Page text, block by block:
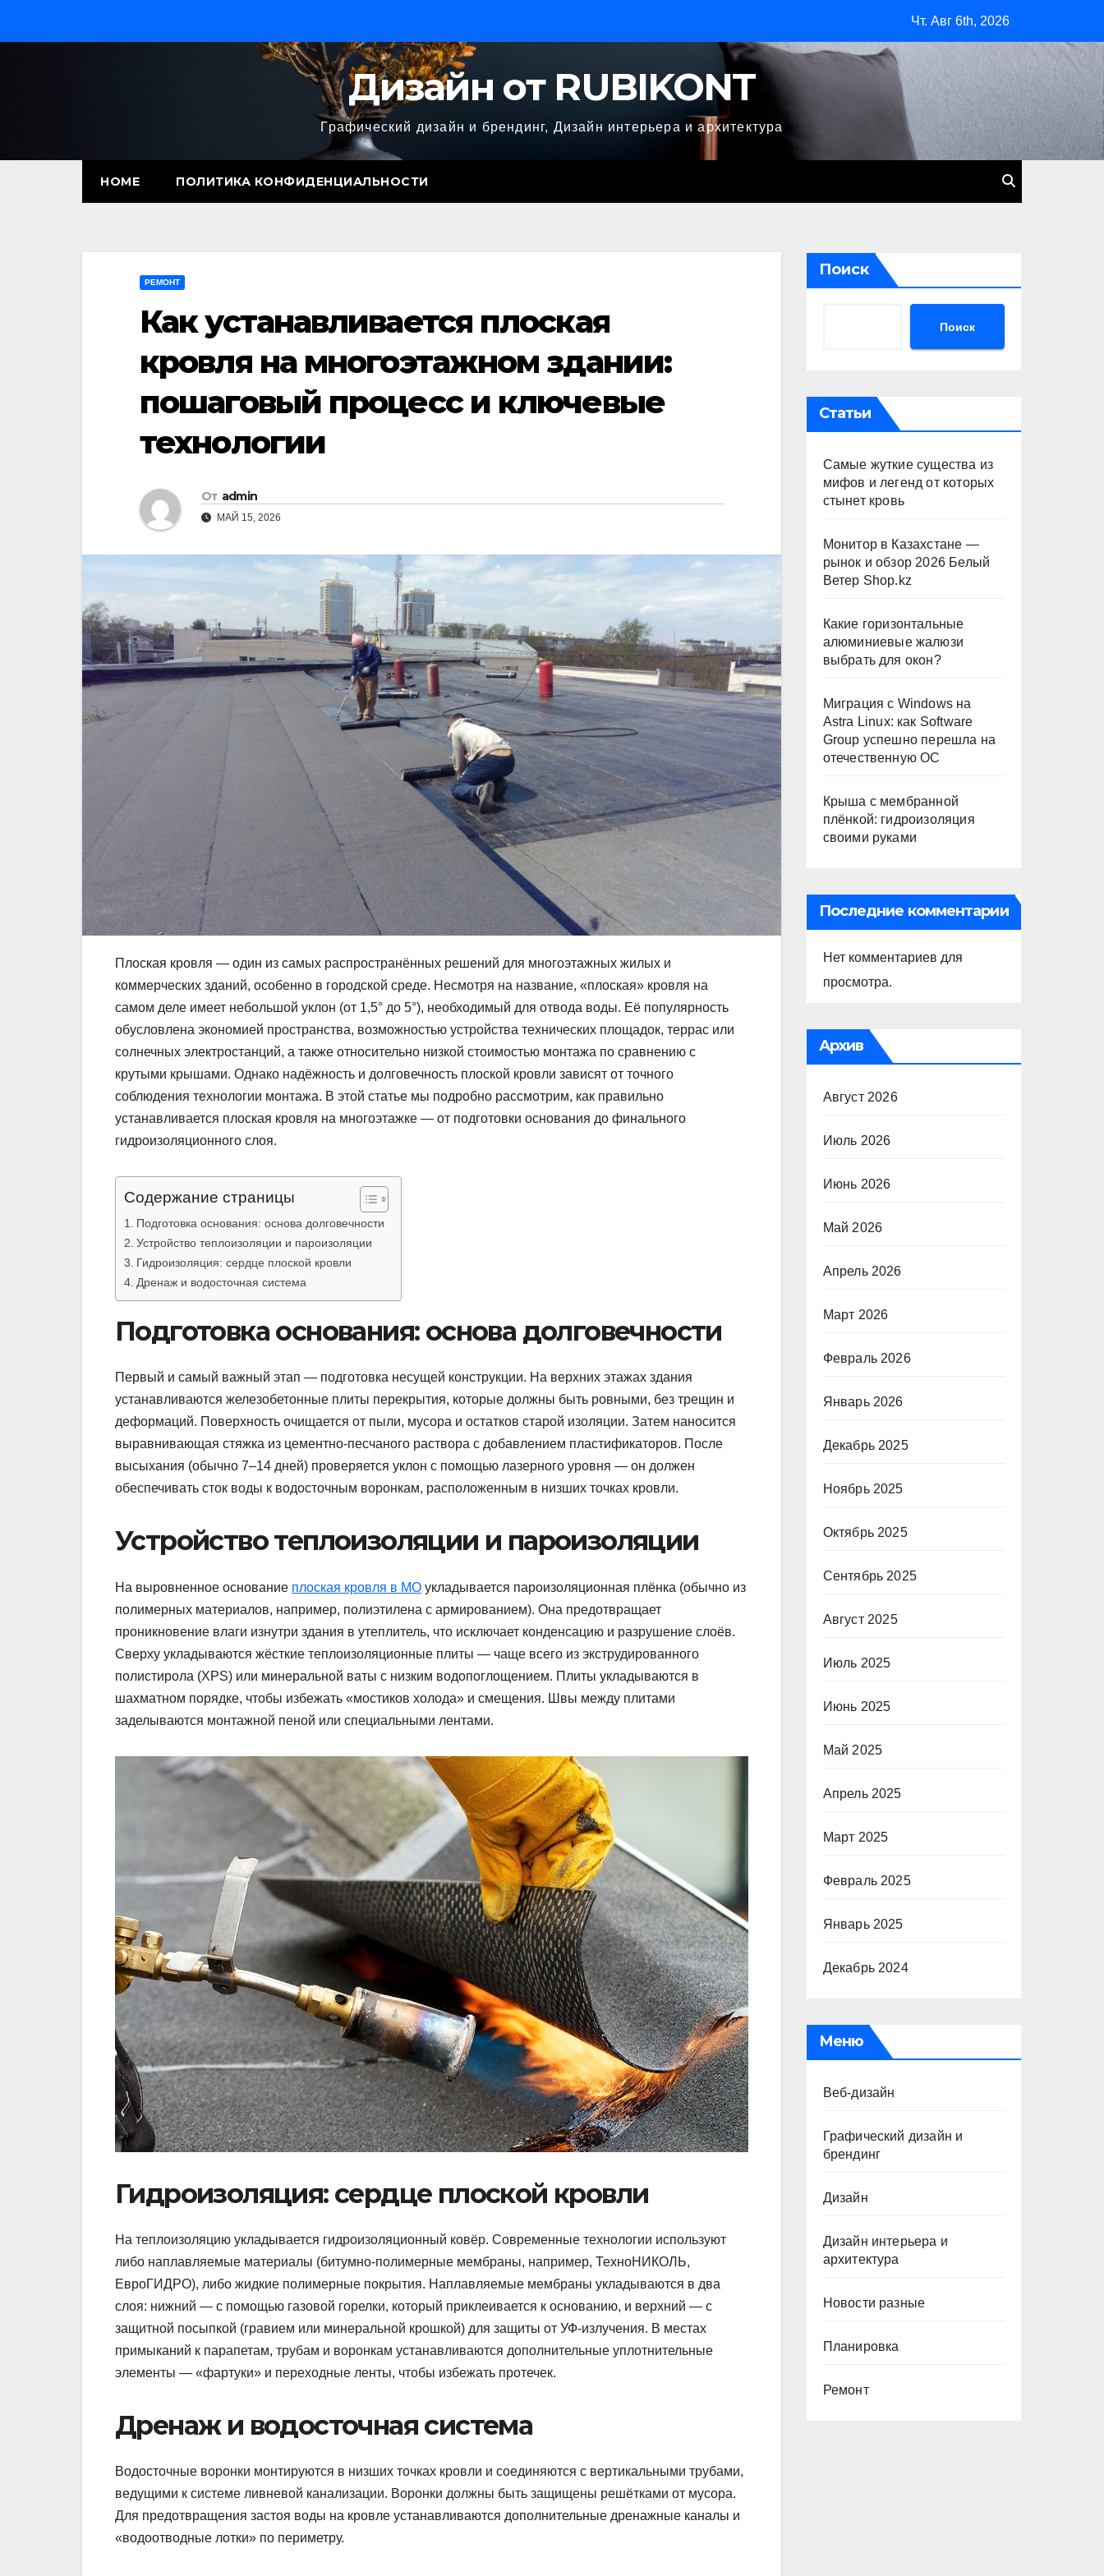
Чт. Авг 6th, 2026
Дизайн от RUBIKONT
Графический дизайн и брендинг, Дизайн интерьера и архитектура
HOME ПОЛИТИКА КОНФИДЕНЦИАЛЬНОСТИ
РЕМОНТ
Как устанавливается плоская
кровля на многоэтажном здании:
пошаговый процесс и ключевые
технологии
От admin
МАЙ 15, 2026
Плоская кровля — один из самых распространённых решений для многоэтажных жилых и
коммерческих зданий, особенно в городской среде. Несмотря на название, «плоская» кровля на
самом деле имеет небольшой уклон (от 1,5° до 5°), необходимый для отвода воды. Её популярность
обусловлена экономией пространства, возможностью устройства технических площадок, террас или
солнечных электростанций, а также относительно низкой стоимостью монтажа по сравнению с
крутыми крышами. Однако надёжность и долговечность плоской кровли зависят от точного
соблюдения технологии монтажа. В этой статье мы подробно рассмотрим, как правильно
устанавливается плоская кровля на многоэтажке — от подготовки основания до финального
гидроизоляционного слоя.
Содержание страницы
Подготовка основания: основа долговечности
Устройство теплоизоляции и пароизоляции
Гидроизоляция: сердце плоской кровли
Дренаж и водосточная система
Подготовка основания: основа долговечности
Первый и самый важный этап — подготовка несущей конструкции. На верхних этажах здания
устанавливаются железобетонные плиты перекрытия, которые должны быть ровными, без трещин и
деформаций. Поверхность очищается от пыли, мусора и остатков старой изоляции. Затем наносится
выравнивающая стяжка из цементно-песчаного раствора с добавлением пластификаторов. После
высыхания (обычно 7–14 дней) проверяется уклон с помощью лазерного уровня — он должен
обеспечивать сток воды к водосточным воронкам, расположенным в низших точках кровли.
Устройство теплоизоляции и пароизоляции
На выровненное основание плоская кровля в МО укладывается пароизоляционная плёнка (обычно из
полимерных материалов, например, полиэтилена с армированием). Она предотвращает
проникновение влаги изнутри здания в утеплитель, что исключает конденсацию и разрушение слоёв.
Сверху укладываются жёсткие теплоизоляционные плиты — чаще всего из экструдированного
полистирола (XPS) или минеральной ваты с низким водопоглощением. Плиты укладываются в
шахматном порядке, чтобы избежать «мостиков холода» и смещения. Швы между плитами
заделываются монтажной пеной или специальными лентами.
Гидроизоляция: сердце плоской кровли
На теплоизоляцию укладывается гидроизоляционный ковёр. Современные технологии используют
либо наплавляемые материалы (битумно-полимерные мембраны, например, ТехноНИКОЛЬ,
ЕвроГИДРО), либо жидкие полимерные покрытия. Наплавляемые мембраны укладываются в два
слоя: нижний — с помощью газовой горелки, который приклеивается к основанию, и верхний — с
защитной посыпкой (гравием или минеральной крошкой) для защиты от УФ-излучения. В местах
примыканий к парапетам, трубам и воронкам устанавливаются дополнительные уплотнительные
элементы — «фартуки» и переходные ленты, чтобы избежать протечек.
Дренаж и водосточная система
Водосточные воронки монтируются в низших точках кровли и соединяются с вертикальными трубами,
ведущими к системе ливневой канализации. Воронки должны быть защищены решётками от мусора.
Для предотвращения застоя воды на кровле устанавливаются дополнительные дренажные каналы и
«водоотводные лотки» по периметру.
Поиск
Поиск
Статьи
Самые жуткие существа из
мифов и легенд от которых
стынет кровь
Монитор в Казахстане —
рынок и обзор 2026 Белый
Ветер Shop.kz
Какие горизонтальные
алюминиевые жалюзи
выбрать для окон?
Миграция с Windows на
Astra Linux: как Software
Group успешно перешла на
отечественную ОС
Крыша с мембранной
плёнкой: гидроизоляция
своими руками
Последние комментарии
Нет комментариев для
просмотра.
Архив
Август 2026
Июль 2026
Июнь 2026
Май 2026
Апрель 2026
Март 2026
Февраль 2026
Январь 2026
Декабрь 2025
Ноябрь 2025
Октябрь 2025
Сентябрь 2025
Август 2025
Июль 2025
Июнь 2025
Май 2025
Апрель 2025
Март 2025
Февраль 2025
Январь 2025
Декабрь 2024
Меню
Веб-дизайн
Графический дизайн и
брендинг
Дизайн
Дизайн интерьера и
архитектура
Новости разные
Планировка
Ремонт